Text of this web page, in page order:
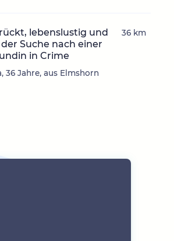
lebenslustig und
Suche nach einer
in Crime
36 Jahre, aus Elmshorn
36 km